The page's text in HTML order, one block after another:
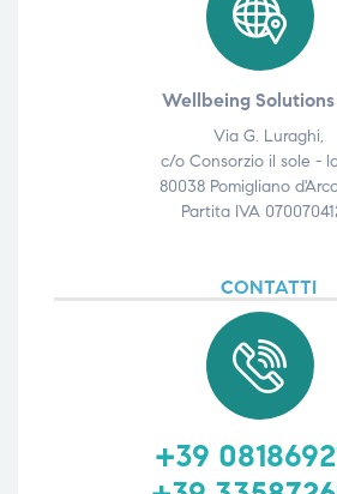
Wellbeing Solutions
Via G. Luraghi,
c/o Consorzio il sole -
80038 Pomigliano
Partita IVA
CONTATTI
+39